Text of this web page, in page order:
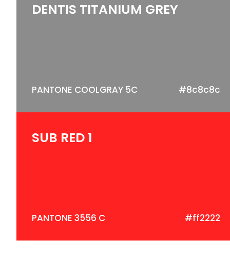
DENTIS TITANIUM GREY
PANTONE COOLGRAY 5C #8c8c8c
SUB RED 1
PANTONE 3556 C #ff2222